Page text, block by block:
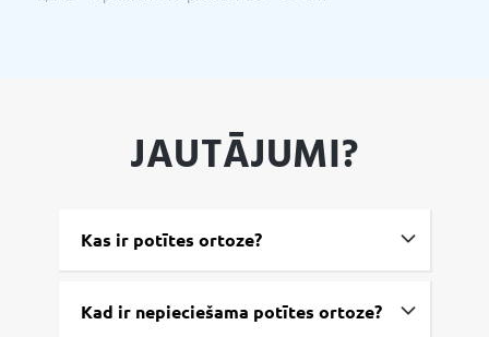
JAUTĀJUMI?
Kas ir potītes ortoze?
Kad ir nepieciešama potītes ortoze?